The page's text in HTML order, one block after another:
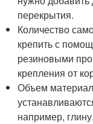
перекрытия.
Количество
крепить с
резиновыми
крепления от
Объем
например,